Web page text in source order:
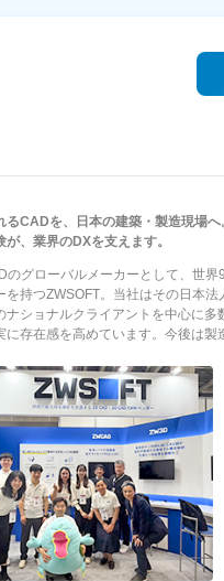
るCADを、日本の建築・製造現場へ
が、業界のDXを支えます。
のグローバルメーカーとして、世界
を持つZWSOFT。当社はその日本
ナショナルクライアントを中心に多
に存在感を高めています。今後は製